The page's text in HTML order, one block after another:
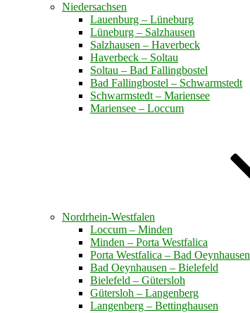
Niedersachsen
Lauenburg – Lüneburg
Lüneburg – Salzhausen
Salzhausen – Haverbeck
Haverbeck – Soltau
Soltau – Bad Fallingbostel
Bad Fallingbostel – Schwarmstedt
Schwarmstedt – Mariensee
Mariensee – Loccum
Nordrhein-Westfalen
Loccum – Minden
Minden – Porta Westfalica
Porta Westfalica – Bad Oeynhausen
Bad Oeynhausen – Bielefeld
Bielefeld – Gütersloh
Gütersloh – Langenberg
Langenberg – Bettinghausen